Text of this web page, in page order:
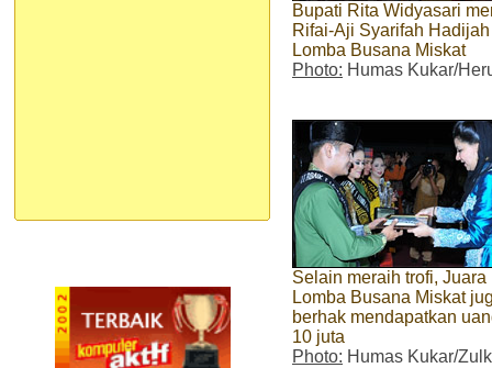
Bupati Rita Widyasari
Rifai-Aji Syarifah
Lomba Busana Miskat
Photo: Humas Kukar/
Selain meraih trofi, Juara
Lomba Busana Miskat
berhak mendapatkan
10 juta
Photo: Humas Kukar/